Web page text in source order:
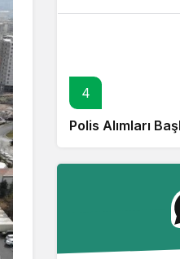
4
Polis Alımları